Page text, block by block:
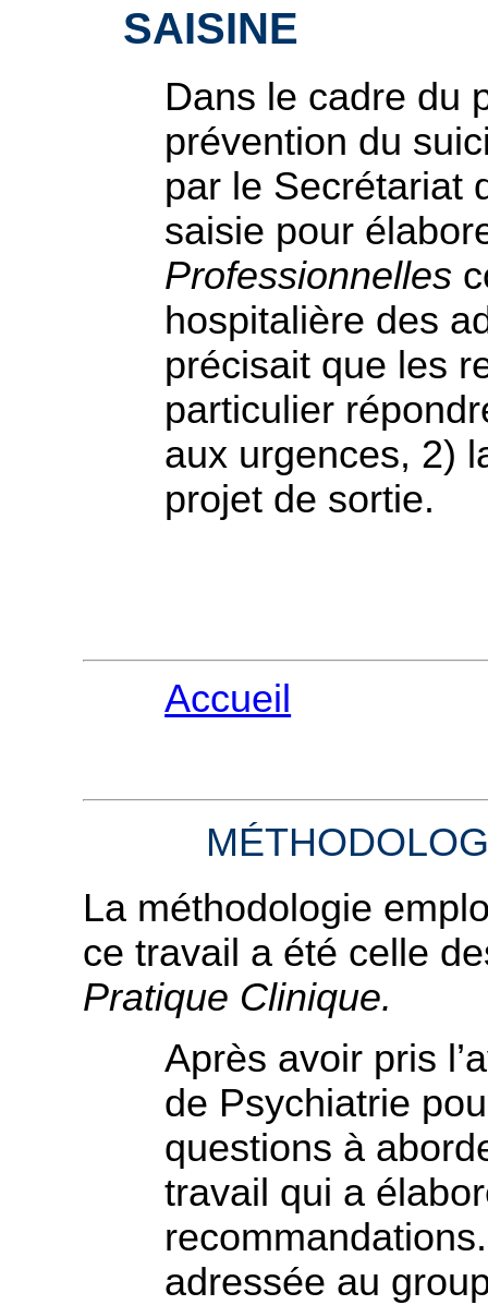
SAISINE
Dans le cadre du
prévention du
par le Secrétariat
saisie pour
Professionnelles
hospitalière des
précisait que les
particulier
aux urgences, 2)
projet de sortie.
Accueil
La méthodologie
ce travail a été celle
Pratique Clinique.
Après avoir pris
de Psychiatrie
questions à
travail qui a
adressée au